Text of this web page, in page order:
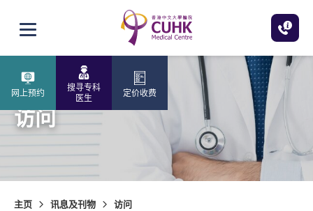
打开选单
网上预约
搜寻专科
医生
定价收费
访问
主页 讯息及刊物 访问